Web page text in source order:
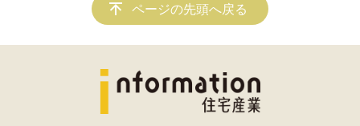
ページの先頭へ戻る